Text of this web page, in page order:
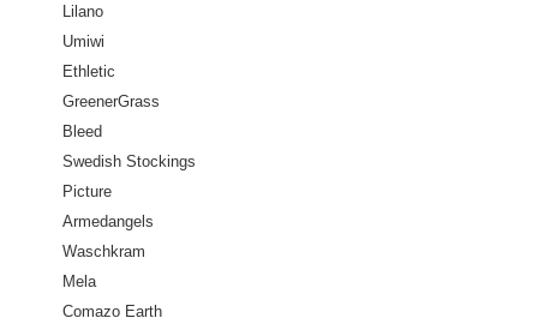
Lilano
Umiwi
Ethletic
GreenerGrass
Bleed
Swedish Stockings
Picture
Armedangels
Waschkram
Mela
Comazo Earth